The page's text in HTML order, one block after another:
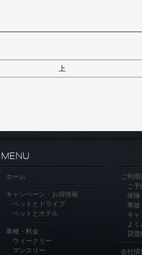
上
MENU
ホーム
キャンペーン・お得情報
ペットとドライブ
ペットとホテル
車種・料金
ウィークリー
マンスリー
ご利
ご
保険
事故
キャ
よ
貸渡
会社情